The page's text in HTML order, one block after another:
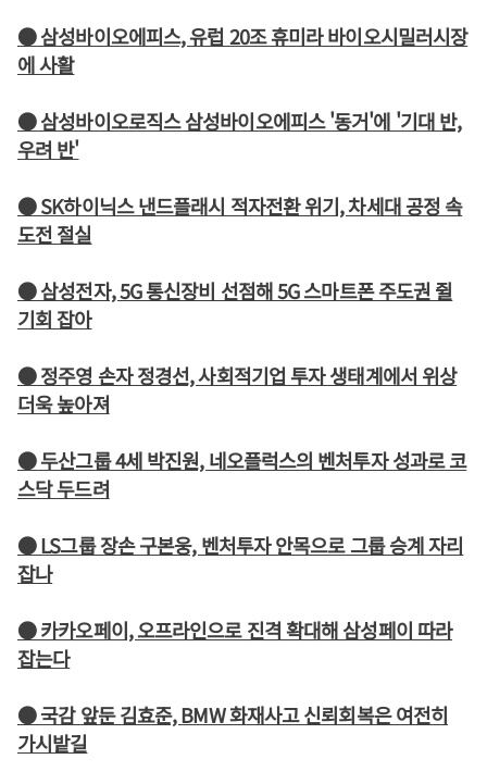
● 삼성바이오에피스, 유럽 20조 휴미라 바이오시밀러시장
에 사활
● 삼성바이오로직스 삼성바이오에피스 '동거'에 '기대 반,
우려 반'
● SK하이닉스 낸드플래시 적자전환 위기, 차세대 공정 속
도전 절실
● 삼성전자, 5G 통신장비 선점해 5G 스마트폰 주도권 쥘
기회 잡아
● 정주영 손자 정경선, 사회적기업 투자 생태계에서 위상
더욱 높아져
● 두산그룹 4세 박진원, 네오플럭스의 벤처투자 성과로 코
스닥 두드려
● LS그룹 장손 구본웅, 벤처투자 안목으로 그룹 승계 자리
잡나
● 카카오페이, 오프라인으로 진격 확대해 삼성페이 따라
잡는다
● 국감 앞둔 김효준, BMW 화재사고 신뢰회복은 여전히
가시밭길